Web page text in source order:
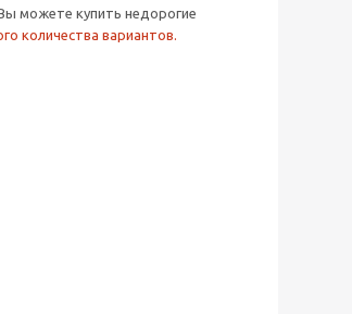
можете купить недорогие
количества вариантов.